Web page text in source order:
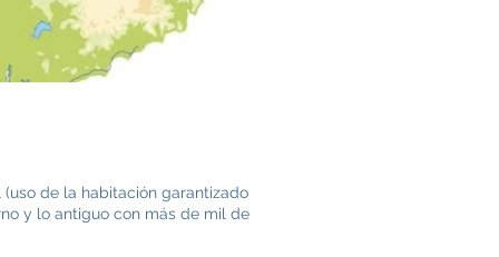
de la habitación garantizado
y lo antiguo con más de mil de